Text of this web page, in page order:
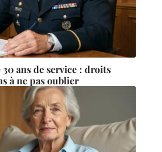
ans de service : droits
à ne pas oublier